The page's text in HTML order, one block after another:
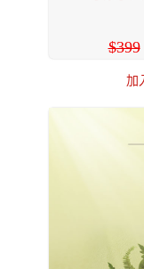
399
加